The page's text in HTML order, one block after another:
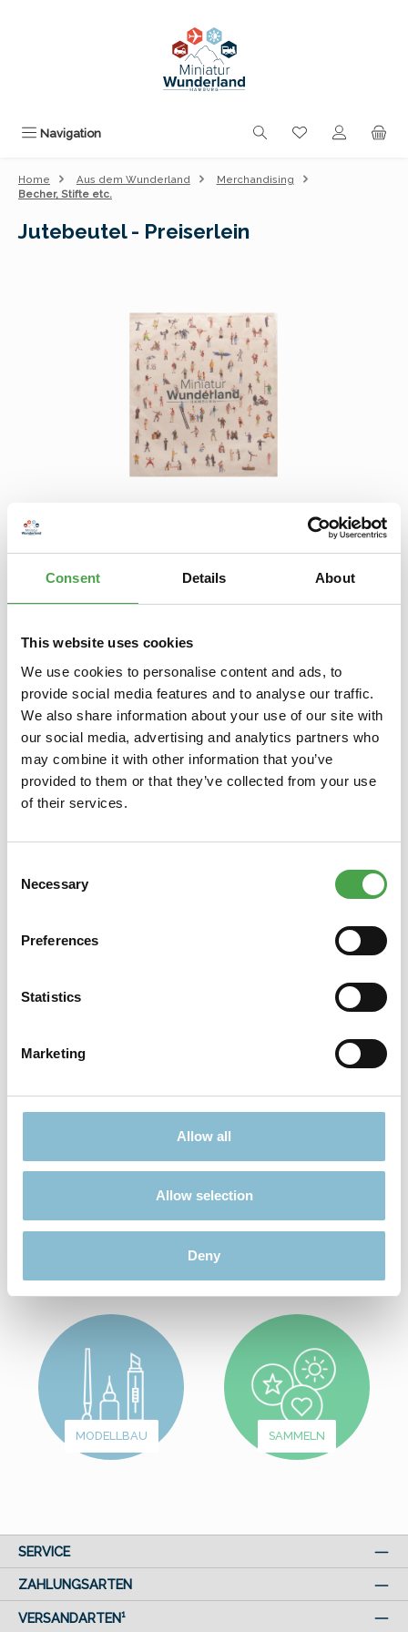
Consent Details About
This website uses cookies
We use cookies to personalise content and ads, to
provide social media features and to analyse our traffic.
We also share information about your use of our site with
our social media, advertising and analytics partners who
may combine it with other information that you’ve
provided to them or that they’ve collected from your use
of their services.
Selection
Necessary
Preferences
Statistics
Marketing
Allow all
Allow selection
Deny
Navigation Du hast 0
Home Aus dem Wunderland
Merchandising
Becher, Stifte etc.
Jutebeutel - Preiserlein
3,90 €
Produkt Anzahl: Gib den gewünschten Wert ein oder benutze die
Zum Merkzettel hinzufügen
Beschreibung
Jutebeutel - PreiserleinFür alle, die noch mehr Wunderland
(ver)tragen können:Der Miniatur Wunderland
Jutebeutel.Bedruckt m…Mehr
MODELLBAU SAMMELN
SERVICE
ZAHLUNGSARTEN
VERSANDARTEN¹